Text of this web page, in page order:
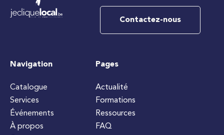
Contactez-nous
Navigation
Catalogue
Services
Événements
À propos
Pages
Actualité
Formations
Ressources
FAQ